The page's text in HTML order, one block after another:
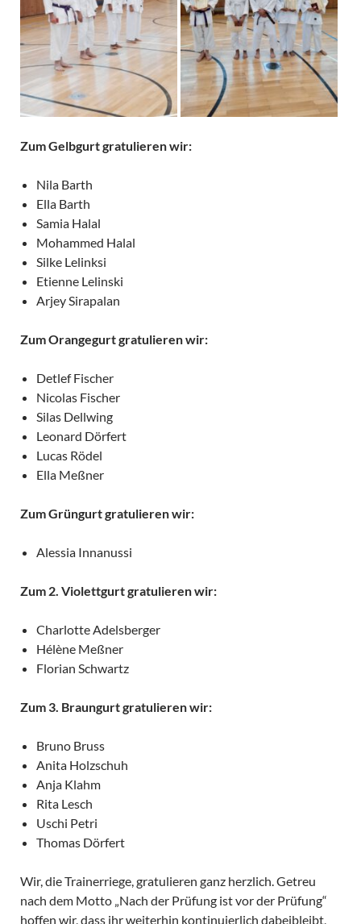
Zum Gelbgurt gratulieren wir:
Nila Barth
Ella Barth
Samia Halal
Mohammed Halal
Silke Lelinksi
Etienne Lelinski
Arjey Sirapalan
Zum Orangegurt gratulieren wir:
Detlef Fischer
Nicolas Fischer
Silas Dellwing
Leonard Dörfert
Lucas Rödel
Ella Meßner
Zum Grüngurt gratulieren wir:
Alessia Innanussi
Zum 2. Violettgurt gratulieren wir:
Charlotte Adelsberger
Hélène Meßner
Florian Schwartz
Zum 3. Braungurt gratulieren wir:
Bruno Bruss
Anita Holzschuh
Anja Klahm
Rita Lesch
Uschi Petri
Thomas Dörfert
Wir, die Trainerriege, gratulieren ganz herzlich. Getreu
nach dem Motto „Nach der Prüfung ist vor der Prüfung“
hoffen wir, dass ihr weiterhin kontinuierlich dabeibleibt,